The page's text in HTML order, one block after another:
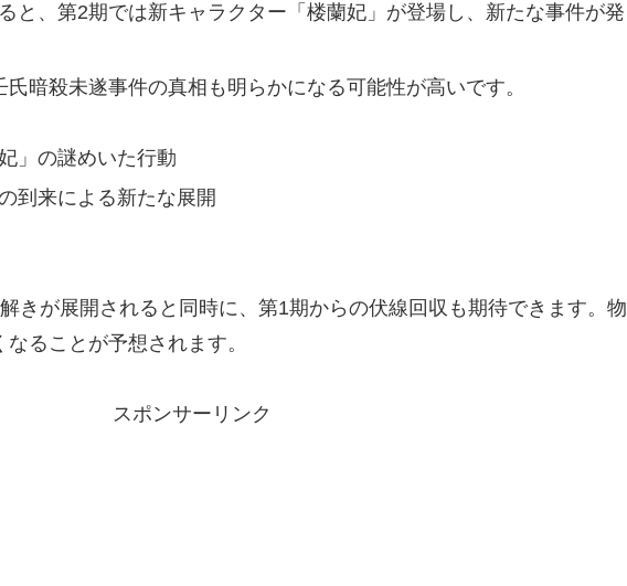
と、第2期では新キャラクター「楼蘭妃」が登場し、新たな事件が発
暗殺未遂事件の真相も明らかになる可能性が高いです。
」の謎めいた行動
到来による新たな展開
きが展開されると同時に、第1期からの伏線回収も期待できます。物
ることが予想されます。
スポンサーリンク